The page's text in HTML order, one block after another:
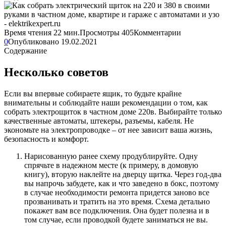
Время чтения 22 мин.Просмотры 405Комментарии
0Опубликовано 19.02.2021
Содержание
Несколько советов
Если вы впервые собираете ящик, то будьте крайне
внимательны и соблюдайте наши рекомендации о том, как
собрать электрощиток в частном доме 220в. Выбирайте только
качественные автоматы, штекеры, разъемы, кабеля. Не
экономьте на электропроводке – от нее зависит ваша жизнь,
безопасность и комфорт.
Нарисованную ранее схему продублируйте. Одну
спрячьте в надежном месте (к примеру, в домовую
книгу), вторую наклейте на дверцу щитка. Через год-два
вы напрочь забудете, как и что заведено в бокс, поэтому
в случае необходимости ремонта придется заново все
прозванивать и тратить на это время. Схема детально
покажет вам все подключения. Она будет полезна и в
том случае, если проводкой будете заниматься не вы.